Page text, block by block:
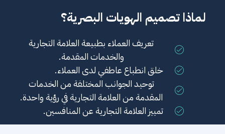
لماذا تصميم الهويات البصرية؟
تعريف العملاء بطبيعة العلامة التجارية
والخدمات المقدمة.
خلق انطباع عاطفي لدى العملاء.
توحيد الجوانب المختلفة من الخدمات
المقدمة من العلامة التجارية في رؤية واحدة.
تمييز العلامة التجارية عن المنافسين.